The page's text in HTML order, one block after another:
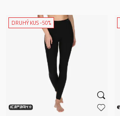
DRUHÝ KUS -50%